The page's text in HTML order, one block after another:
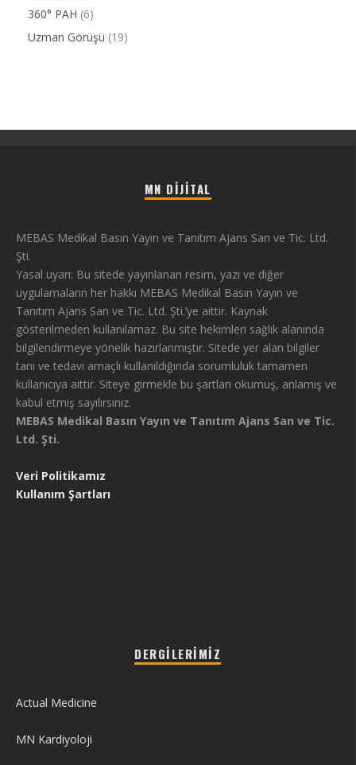
360° PAH (6)
Uzman Görüşü (19)
MN DIJITAL
MEBAS Medikal Basın Yayın ve Tanıtım Ajans San ve Tic. Ltd.
Şti.
Yasal uyarı: Bu sitede yayınlanan resim, yazı ve diğer
uygulamaların her hakkı MEBAS Medikal Basın Yayın ve
Tanıtım Ajans San ve Tic. Ltd. Şti.’ye aittir. Kaynak
gösterilmeden kullanılamaz. Bu site hekimleri sağlık alanında
bilgilendirmeye yönelik hazırlanmıştır. Sitede yer alan bilgiler
tanı ve tedavi amaçlı kullanıldığında sorumluluk tamamen
kullanıcıya aittir. Siteye girmekle bu şartları okumuş, anlamış ve
kabul etmiş sayılırsınız.
MEBAS Medikal Basın Yayın ve Tanıtım Ajans San ve Tic.
Ltd. Şti.
Veri Politikamız
Kullanım Şartları
DERGILERIMIZ
Actual Medicine
MN Kardiyoloji